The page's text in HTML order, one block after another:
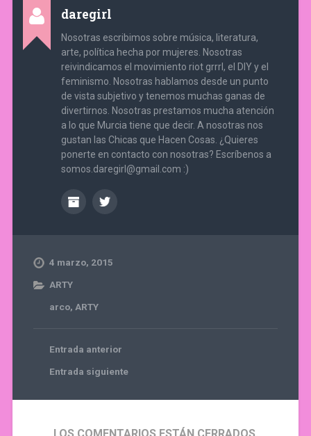
daregirl
Nosotras escribimos sobre música, literatura,
arte, política hecha por mujeres. Nosotras
reivindicamos el movimiento riot grrrl, el DIY y el
feminismo. Nosotras hablamos desde un punto
de vista subjetivo y tenemos muchas ganas de
divertirnos. Nosotras prestamos mucha atención
a lo que Murcia tiene que decir. A nosotras nos
gustan las Chicas que Hacen Cosas. ¿Quieres
ponerte en contacto con nosotras? Escríbenos a
somos.daregirl@gmail.com :)
4 marzo, 2015
ARTY
arco, ARTY
Entrada anterior
Entrada siguiente